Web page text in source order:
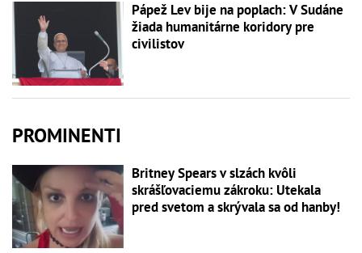
Pápež Lev bije na poplach: V Sudáne
žiada humanitárne koridory pre
civilistov
PROMINENTI
Britney Spears v slzách kvôli
skrášľovaciemu zákroku: Utekala
pred svetom a skrývala sa od hanby!